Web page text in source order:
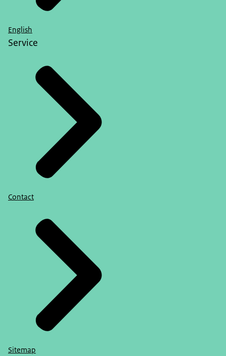
English
Service
Contact
Sitemap